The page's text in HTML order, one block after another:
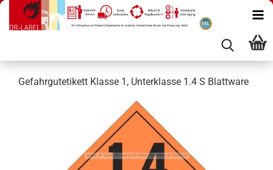
Gefahrgutetikett Klasse 1, Unterklasse 1.4 S Blattware